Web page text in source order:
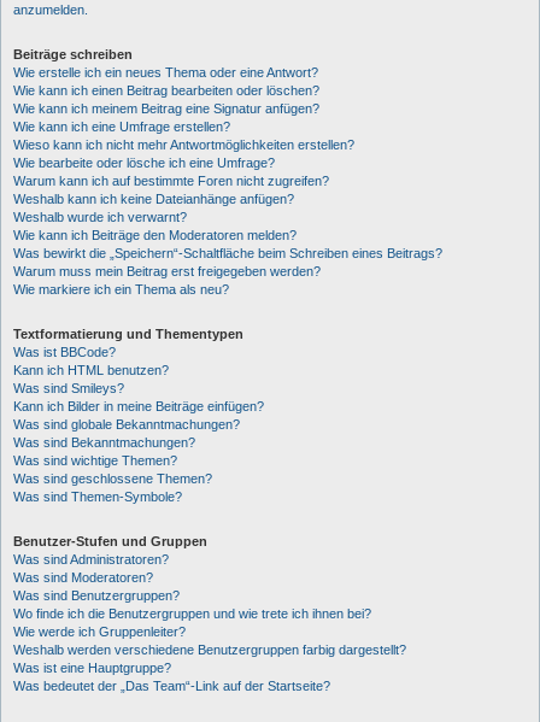
anzumelden.
Beiträge schreiben
Wie erstelle ich ein neues Thema oder eine Antwort?
Wie kann ich einen Beitrag bearbeiten oder löschen?
Wie kann ich meinem Beitrag eine Signatur anfügen?
Wie kann ich eine Umfrage erstellen?
Wieso kann ich nicht mehr Antwortmöglichkeiten erstellen?
Wie bearbeite oder lösche ich eine Umfrage?
Warum kann ich auf bestimmte Foren nicht zugreifen?
Weshalb kann ich keine Dateianhänge anfügen?
Weshalb wurde ich verwarnt?
Wie kann ich Beiträge den Moderatoren melden?
Was bewirkt die „Speichern“-Schaltfläche beim Schreiben eines Beitrags?
Warum muss mein Beitrag erst freigegeben werden?
Wie markiere ich ein Thema als neu?
Textformatierung und Thementypen
Was ist BBCode?
Kann ich HTML benutzen?
Was sind Smileys?
Kann ich Bilder in meine Beiträge einfügen?
Was sind globale Bekanntmachungen?
Was sind Bekanntmachungen?
Was sind wichtige Themen?
Was sind geschlossene Themen?
Was sind Themen-Symbole?
Benutzer-Stufen und Gruppen
Was sind Administratoren?
Was sind Moderatoren?
Was sind Benutzergruppen?
Wo finde ich die Benutzergruppen und wie trete ich ihnen bei?
Wie werde ich Gruppenleiter?
Weshalb werden verschiedene Benutzergruppen farbig dargestellt?
Was ist eine Hauptgruppe?
Was bedeutet der „Das Team“-Link auf der Startseite?